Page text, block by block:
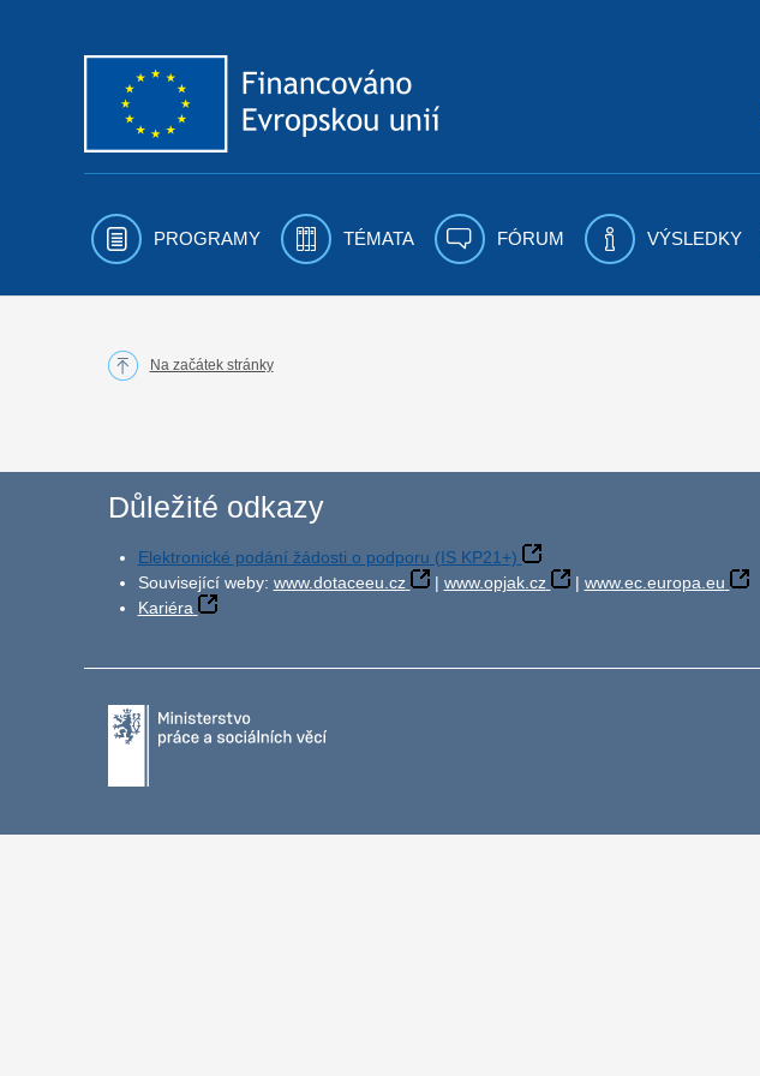
PROGRAMY TÉMATA FÓRUM VÝSLEDKY
Na začátek stránky
Důležité odkazy
Elektronické podání žádosti o podporu (IS KP21+)
Související weby: www.dotaceeu.cz | www.opjak.cz | www.ec.europa.eu
Kariéra